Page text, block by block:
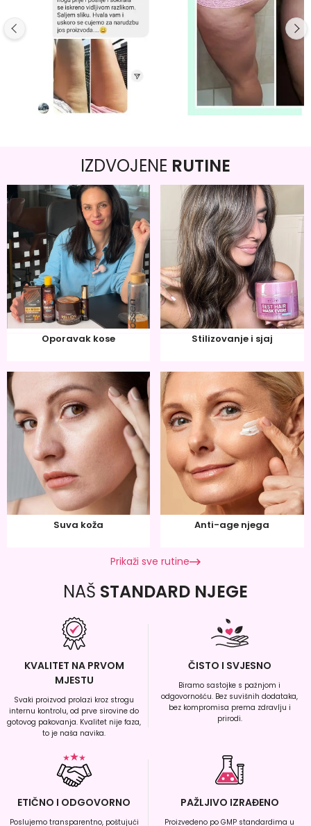
IZDVOJENE RUTINE
Oporavak kose Stilizovanje i sjaj
Suva koža Anti-age njega
Prikaži sve rutine
NAŠ STANDARD NJEGE
KVALITET NA PRVOM
MJESTU
Svaki proizvod prolazi kroz strogu
internu kontrolu, od prve sirovine do
gotovog pakovanja. Kvalitet nije faza,
to je naša navika.
ČISTO I SVJESNO
Biramo sastojke s pažnjom i
odgovornošću. Bez suvišnih dodataka,
bez kompromisa prema zdravlju i
prirodi.
ETIČNO I ODGOVORNO
Poslujemo transparentno, poštujući
PAŽLJIVO IZRAĐENO
Proizvedeno po GMP standardima u